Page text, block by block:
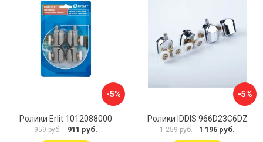
-5%
Ролики Erlit 1012088000
959 руб. 911 руб.
-5%
Ролики IDDIS 966D23C6DZ
1 259 руб. 1 196 руб.